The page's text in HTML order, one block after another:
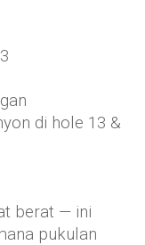
di hole 13 &
berat — ini
pukulan